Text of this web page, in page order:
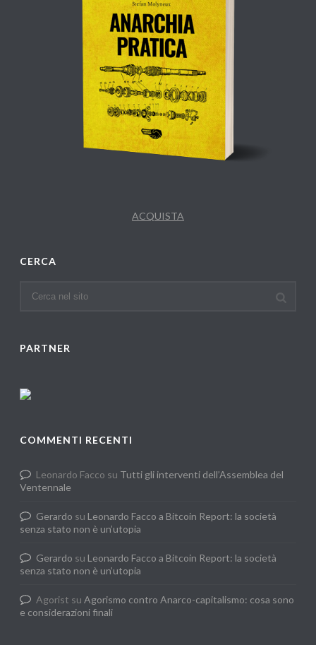
ACQUISTA
CERCA
PARTNER
COMMENTI RECENTI
Leonardo Facco su Tutti gli interventi dell’Assemblea del
Ventennale
Gerardo su Leonardo Facco a Bitcoin Report: la società
senza stato non è un’utopia
Gerardo su Leonardo Facco a Bitcoin Report: la società
senza stato non è un’utopia
Agorist suAgorismo contro Anarco-capitalismo: cosa sono
e considerazioni finali